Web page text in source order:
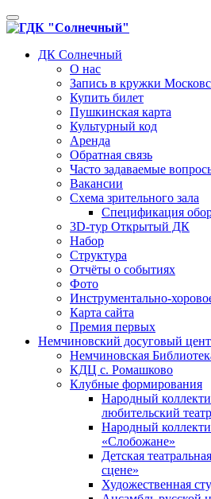
Toggle
navigation
ДК Солнечный
О нас
Запись в кружки
Купить билет
Пушкинская карта
Культурный код
Аренда
Обратная связь
Часто задаваемые
Вакансии
Схема зрительного зала
Спецификация
3D-тур Открытый ДК
Набор
Структура
Отчёты о событиях
Фото
Инструментально-
Карта сайта
Премия первых
Немчиновский досуговый
Немчиновская
КДЦ с. Ромашково
Клубные формирования
Народный
любительский
Народный
«Слобожане»
Детская
сцене»
Художественная